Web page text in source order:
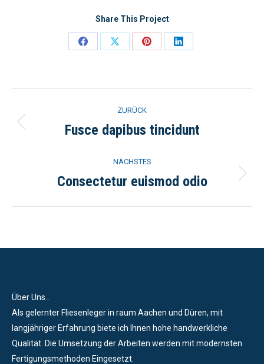
Share This Project
ZURÜCK
Fusce dapibus tincidunt
NÄCHSTES
Consectetur euismod odio
Über Uns...
Als gelernter Fliesenleger in raum Aachen und Düren, mit
langjähriger Erfahrung biete ich Ihnen hohe handwerkliche
Qualität. Die Umsetzung der Arbeiten werden mit modernsten
Fertigungsmethoden Eingesetzt.